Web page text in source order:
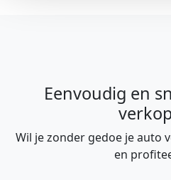
Eenvoudig en
Wil je zonder gedoe je auto
en